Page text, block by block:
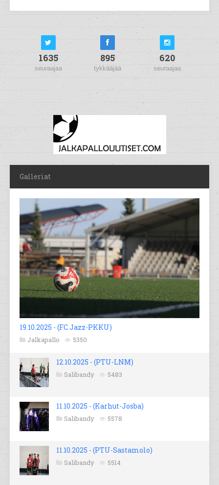
1635
seuraajaa
895
tykkääjää
620
seuraajaa
Galleriat
19.10.2025 - (FC Jazz-PKKU)
Jalkapallo 5350
12.10.2025 - (PTU-LNM)
Salibandy 5483
11.10.2025 - (Karhut-Josba)
Salibandy 5578
11.10.2025 - (PTU-Sastamolo)
Salibandy 5514